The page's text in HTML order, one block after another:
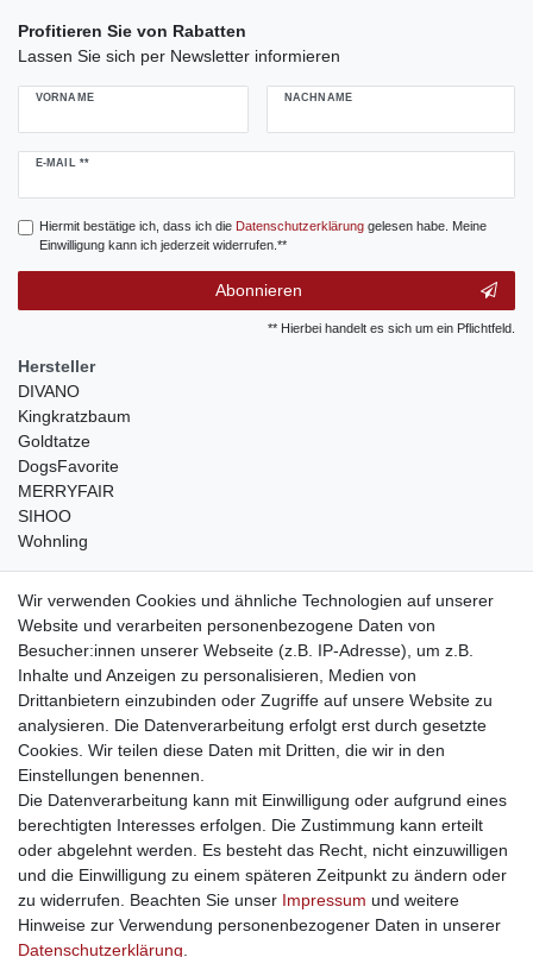
Profitieren Sie von Rabatten
Lassen Sie sich per Newsletter informieren
VORNAME NACHNAME
E-MAIL **
Newsletter
Hiermit bestätige ich, dass ich die Daten­schutz­erklärunggelesen habe. Meine
Einwilligung kann ich jederzeit widerrufen.**
Abonnieren
** Hierbei handelt es sich um ein Pflichtfeld.
Hersteller
DIVANO
Kingkratzbaum
Goldtatze
DogsFavorite
MERRYFAIR
SIHOO
Wohnling
weitere Shops
traumlampen- Lampen und Kronleuchter
kinderwagencenter- Exklusive und günstige Kinderwagen
gastrogeraete24- alles für Gastronomie und Imbiss
soziale Medien
Facebook
sicher einkaufen
Sichere Bestellung und Zahlung via SSL Verschlüsselung
Wir verwenden Cookies und ähnliche Technologien auf unserer
Website und verarbeiten personenbezogene Daten von
Besucher:innen unserer Webseite (z.B. IP-Adresse), um z.B.
Inhalte und Anzeigen zu personalisieren, Medien von
Drittanbietern einzubinden oder Zugriffe auf unsere Website zu
analysieren. Die Datenverarbeitung erfolgt erst durch gesetzte
Cookies. Wir teilen diese Daten mit Dritten, die wir in den
Einstellungen benennen.
Die Datenverarbeitung kann mit Einwilligung oder aufgrund eines
berechtigten Interesses erfolgen. Die Zustimmung kann erteilt
oder abgelehnt werden. Es besteht das Recht, nicht einzuwilligen
und die Einwilligung zu einem späteren Zeitpunkt zu ändern oder
zu widerrufen. Beachten Sie unser Impressum und weitere
Hinweise zur Verwendung personenbezogener Daten in unserer
Daten­schutz­erklärung